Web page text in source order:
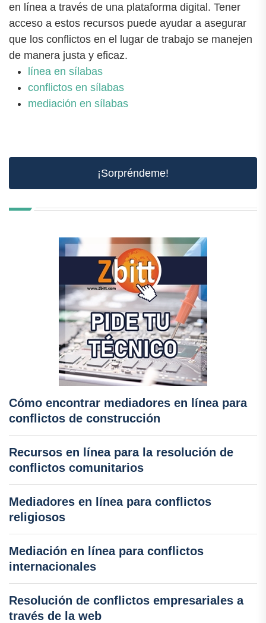
en línea a través de una plataforma digital. Tener
acceso a estos recursos puede ayudar a asegurar
que los conflictos en el lugar de trabajo se manejen
de manera justa y eficaz.
línea en sílabas
conflictos en sílabas
mediación en sílabas
¡Sorpréndeme!
Cómo encontrar mediadores en línea para
conflictos de construcción
Recursos en línea para la resolución de
conflictos comunitarios
Mediadores en línea para conflictos
religiosos
Mediación en línea para conflictos
internacionales
Resolución de conflictos empresariales a
través de la web